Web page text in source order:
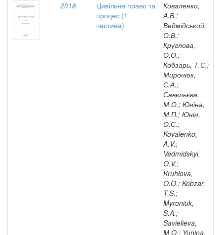
2018
Цивільне право та
процес (1
частина)
Коваленко,
А.В.;
Ведмідський,
О.В.;
Круглова,
О.О.;
Кобзарь, Т.С.;
Миронюк,
С.А.;
Савєльєва,
М.О.; Юніна,
М.П.; Юнін,
О.С.;
Kovalenko,
A.V.;
Vedmidskyi,
O.V.;
Kruhlova,
O.O.; Kobzar,
T.S.;
Myroniuk,
S.A.;
Savielieva,
M.O.; Yunina,